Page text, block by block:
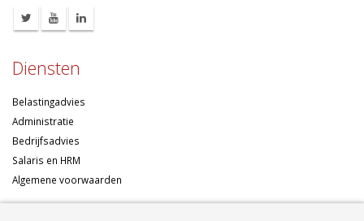
Diensten
Belastingadvies
Administratie
Bedrijfsadvies
Salaris en HRM
Algemene voorwaarden